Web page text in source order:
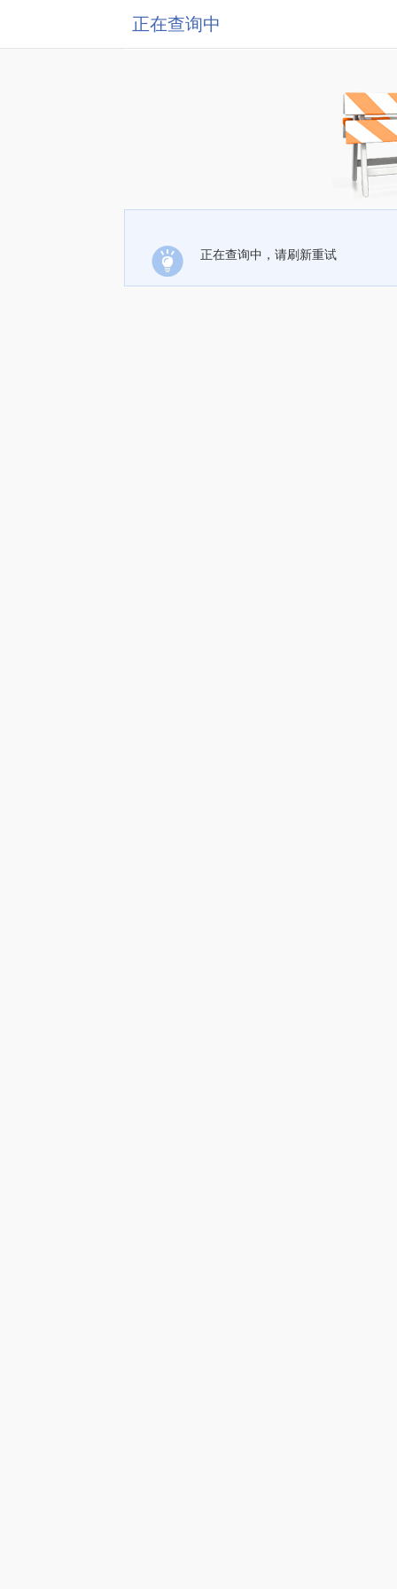
正在查询中
正在查询中，请刷新重试